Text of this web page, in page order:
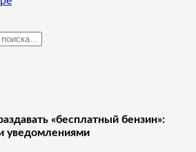
«бесплатный бензин»:
уведомлениями